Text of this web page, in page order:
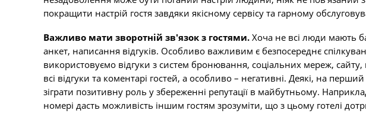
покращити настрій гостя завдяки якісному сервісу та гарному
Важливо мати зворотній зв'язок з гостями. Хоча не всі люди мають
анкет, написання відгуків. Особливо важливим є безпосереднє
використовуємо відгуки з систем бронювання, соціальних мереж,
всі відгуки та коментарі гостей, а особливо – негативні. Деякі, на
зіграти позитивну роль у збереженні репутації в майбутньому.
номері дасть можливість іншим гостям зрозуміти, що з цьому готелі